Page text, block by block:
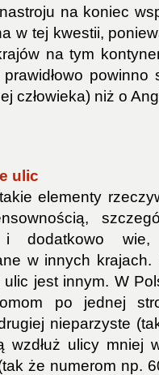
na koniec
w tej kwestii,
na tym
człowieka) niż o
ulic
elementy
i dodatkowo
w innych
ulic jest innym. W
po jednej
nieparzyste
wzdłuż ulicy
że numerom np.